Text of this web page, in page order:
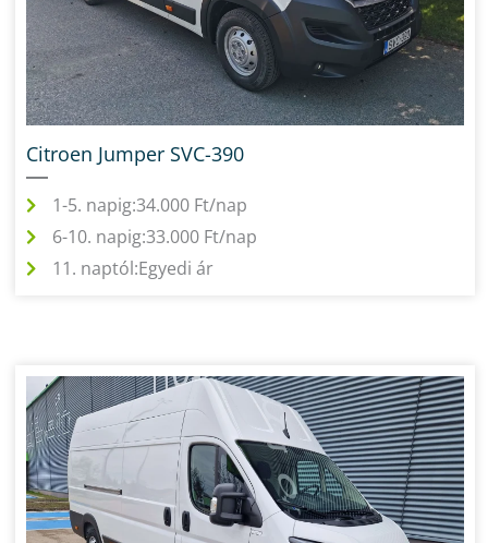
Citroen Jumper SVC-390
1-5. napig:34.000 Ft/nap
6-10. napig:33.000 Ft/nap
11. naptól:Egyedi ár